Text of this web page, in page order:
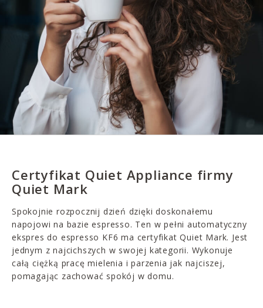
Certyfikat Quiet Appliance firmy
Quiet Mark
Spokojnie rozpocznij dzień dzięki doskonałemu
napojowi na bazie espresso. Ten w pełni automatyczny
ekspres do espresso KF6 ma certyfikat Quiet Mark. Jest
jednym z najcichszych w swojej kategorii. Wykonuje
całą ciężką pracę mielenia i parzenia jak najciszej,
pomagając zachować spokój w domu.